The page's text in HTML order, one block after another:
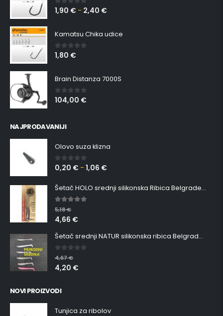
0 out of 5
1,90 € – 2,40 €
Kamatsu Chika udice
0 out of 5
1,80 €
Brain Distanza 7000S
0out of 5
104,00 €
NAJPRODAVANIJI
Olovo suza klizna
0 out of 5
0,20 € –1,06 €
Šetač HOLO srednji silikonska Ribica Belgrade Walker
5.00out of 5
5,18€
4,66 €
Šetač srednji NATUR silikonska ribica Belgrade Walker
0 out of 5
4,67€
4,20 €
NOVI PROIZVODI
Tunjica za ribolov